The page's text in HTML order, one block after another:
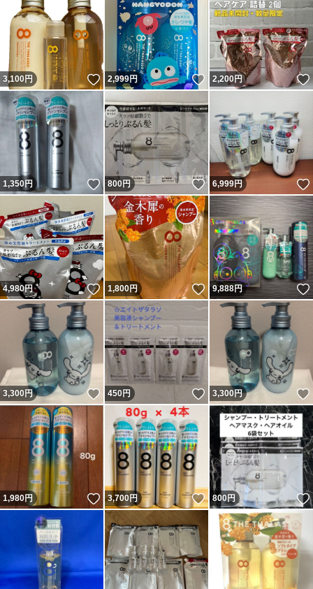
3,100円 いいね！
2,999円 いいね！
2,200円
1,350円 いいね！
800円 いいね！
6,999円
4,980円 いいね！
1,800円 いいね！
9,888円
3,300円 いいね！
450円 いいね！
3,300円
1,980円 いいね！
3,700円 いいね！
800円